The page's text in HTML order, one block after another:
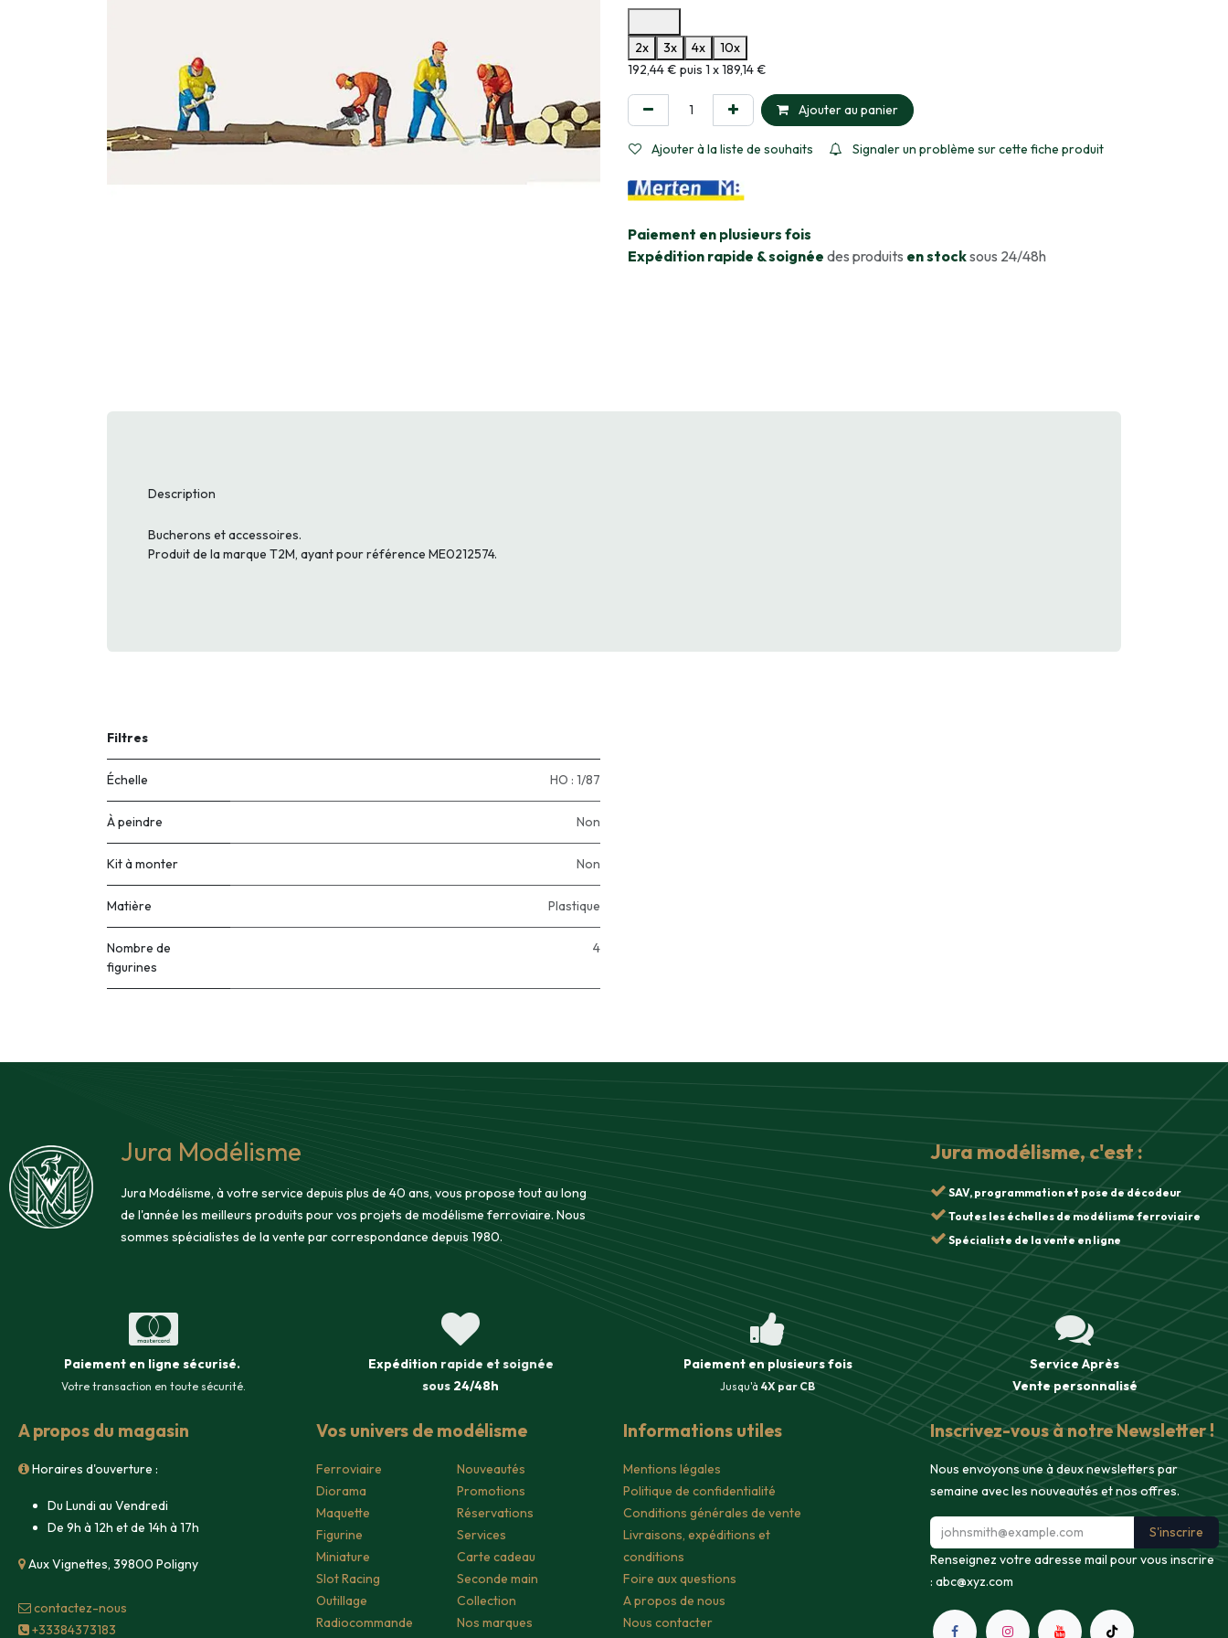
2x
3x 4x
10x
Informations sur le plan de paiement sélectionné
192,44 € puis 1 x 189,14 €
Ajouter au panier
Ajouter à la liste de souhaits Signaler un problème sur cette fiche produit
​Paiement en plusieurs fois
Expédition rapide & soignée des produits en stocksous 24/48h
Description
Bucherons et accessoires.
Produit de la marque T2M, ayant pour référence ME0212574.
Filtres
Échelle HO : 1/87
À peindre Non
Kit à monter Non
Matière Plastique
Nombre de
figurines
4
Jura Modélisme
Jura Modélisme, à votre service depuis plus de 40 ans, vous propose tout au long
de l'année les meilleurs produits pour vos projets de modélisme ferroviaire. Nous
sommes spécialistes de la vente par correspondance depuis 1980.
Paiement en ligne sécurisé.
Votre transaction en toute sécurité.
Expédition rapide et soignée
sous 24/48h
Paiement en plusieurs fois
Jusqu'à 4X par CB
Service Après
Ventepersonnalisé
A propos du magasin
Horaires d'ouverture :
Du Lundi au Vendredi
De 9h à 12h et de 14h à 17h
Aux Vignettes, 39800 Poligny
contacte​z-nous
+33384373183
Vos univers de modélisme
Ferroviaire
Diorama
Maquette
Figurine
Miniature
Slot Racing
Outillage
Radiocommande
Nouveautés
Promotions
Réservations
Services
Carte cadeau
Seconde main
Collection
Nos marques
Informations utiles
Mentions légales
Politique de confidentialité
Conditions générales de vente
Livraisons, expéditions et
conditions
Foire aux questions
A propos de nous
Nous contacter
Inscrivez-vous à notre Newsletter !
Nous envoyons une à deux newsletters par
semaine avec les nouveautés et nos offres.
S'inscrire
Renseignez votre adresse mail pour vous inscrire
: abc@xyz.com
Jura modélisme, c'est :
SAV, programmation et pose de décodeur
Toutes les échelles de modélisme ferroviaire
Spécialiste de la vente en ligne